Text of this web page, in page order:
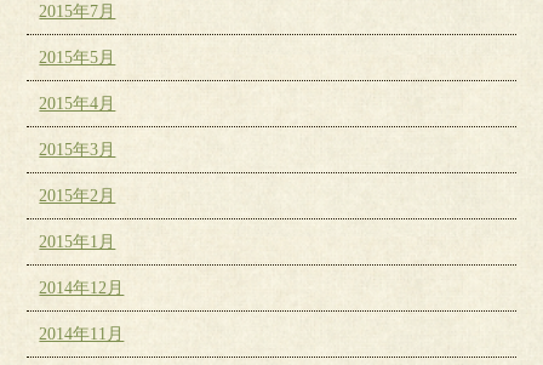
2015年7月
2015年5月
2015年4月
2015年3月
2015年2月
2015年1月
2014年12月
2014年11月